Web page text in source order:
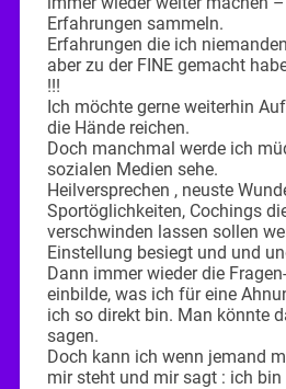
Erfahrungen sammeln.
Erfahrungen die ich
aber zu der FINE gemacht
!!!
Ich möchte gerne weiterhin
die Hände reichen.
Doch manchmal werde ich
sozialen Medien sehe.
Heilversprechen , neuste
Sportöglichkeiten, Cochings
verschwinden lassen sollen
Einstellung besiegt und und
Dann immer wieder die
einbilde, was ich für eine
ich so direkt bin. Man könnte
sagen.
Doch kann ich wenn jemand
mir steht und mir sagt : ich bin